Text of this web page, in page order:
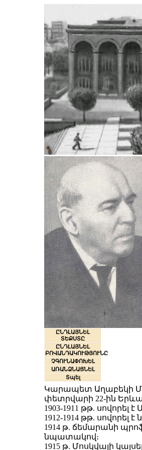
ԸՆԴԼԱՅՆԵԼ
ՏԵՔՍՏԸ
ԸՆԴԼԱՅՆԵԼ
ԲՈՎԱՆԴԱԿՈՒԹՅՈՒՆԸ
ՉԳՈՒՆԱՓՈԽԵԼ
ԱՌԱՆՁՆԱՑՆԵԼ
Տպել
Կարապետ Աղաբեկի
փետրվարի 22-ին
1903-1911 թթ.
1912-1914 թթ.
1914 թ. ճեմարանի
նպատակով։
1915 թ. Մոսկվայի